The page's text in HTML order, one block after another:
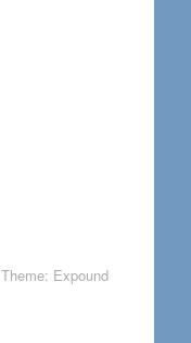
Theme: Expound